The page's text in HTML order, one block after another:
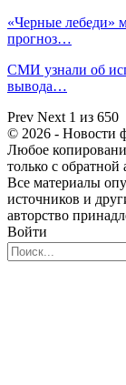
«Черные лебеди»
прогноз…
СМИ узнали об
вывода…
Prev Next 1 из 650
© 2026 - Новости
Любое
только с
Все материалы
источников и
авторство
Войти